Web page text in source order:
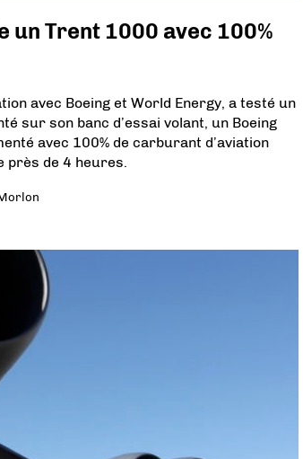
un Trent 1000 avec 100%
avec Boeing et World Energy, a testé un
sur son banc d’essai volant, un Boeing
avec 100% de carburant d’aviation
près de 4 heures.